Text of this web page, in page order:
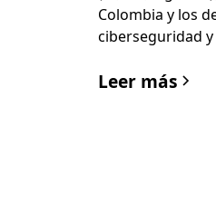
Colombia y los
ciberseguridad
Leer más